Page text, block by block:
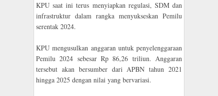
KPU saat ini terus menyiapkan regulasi, SDM dan
infrastruktur dalam rangka menyukseskan Pemilu
serentak 2024.
KPU mengusulkan anggaran untuk penyelenggaraan
Pemilu 2024 sebesar Rp 86,26 triliun. Anggaran
tersebut akan bersumber dari APBN tahun 2021
hingga 2025 dengan nilai yang bervariasi.